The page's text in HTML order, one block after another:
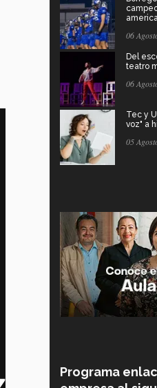
06
Del
teatro
06
Tec y
voz" a
05
Programa